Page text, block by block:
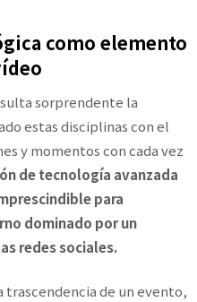
como elemento
sorprendente la
estas disciplinas con el
y momentos con cada vez
de tecnología avanzada
para
dominado por un
redes sociales.
de un evento,